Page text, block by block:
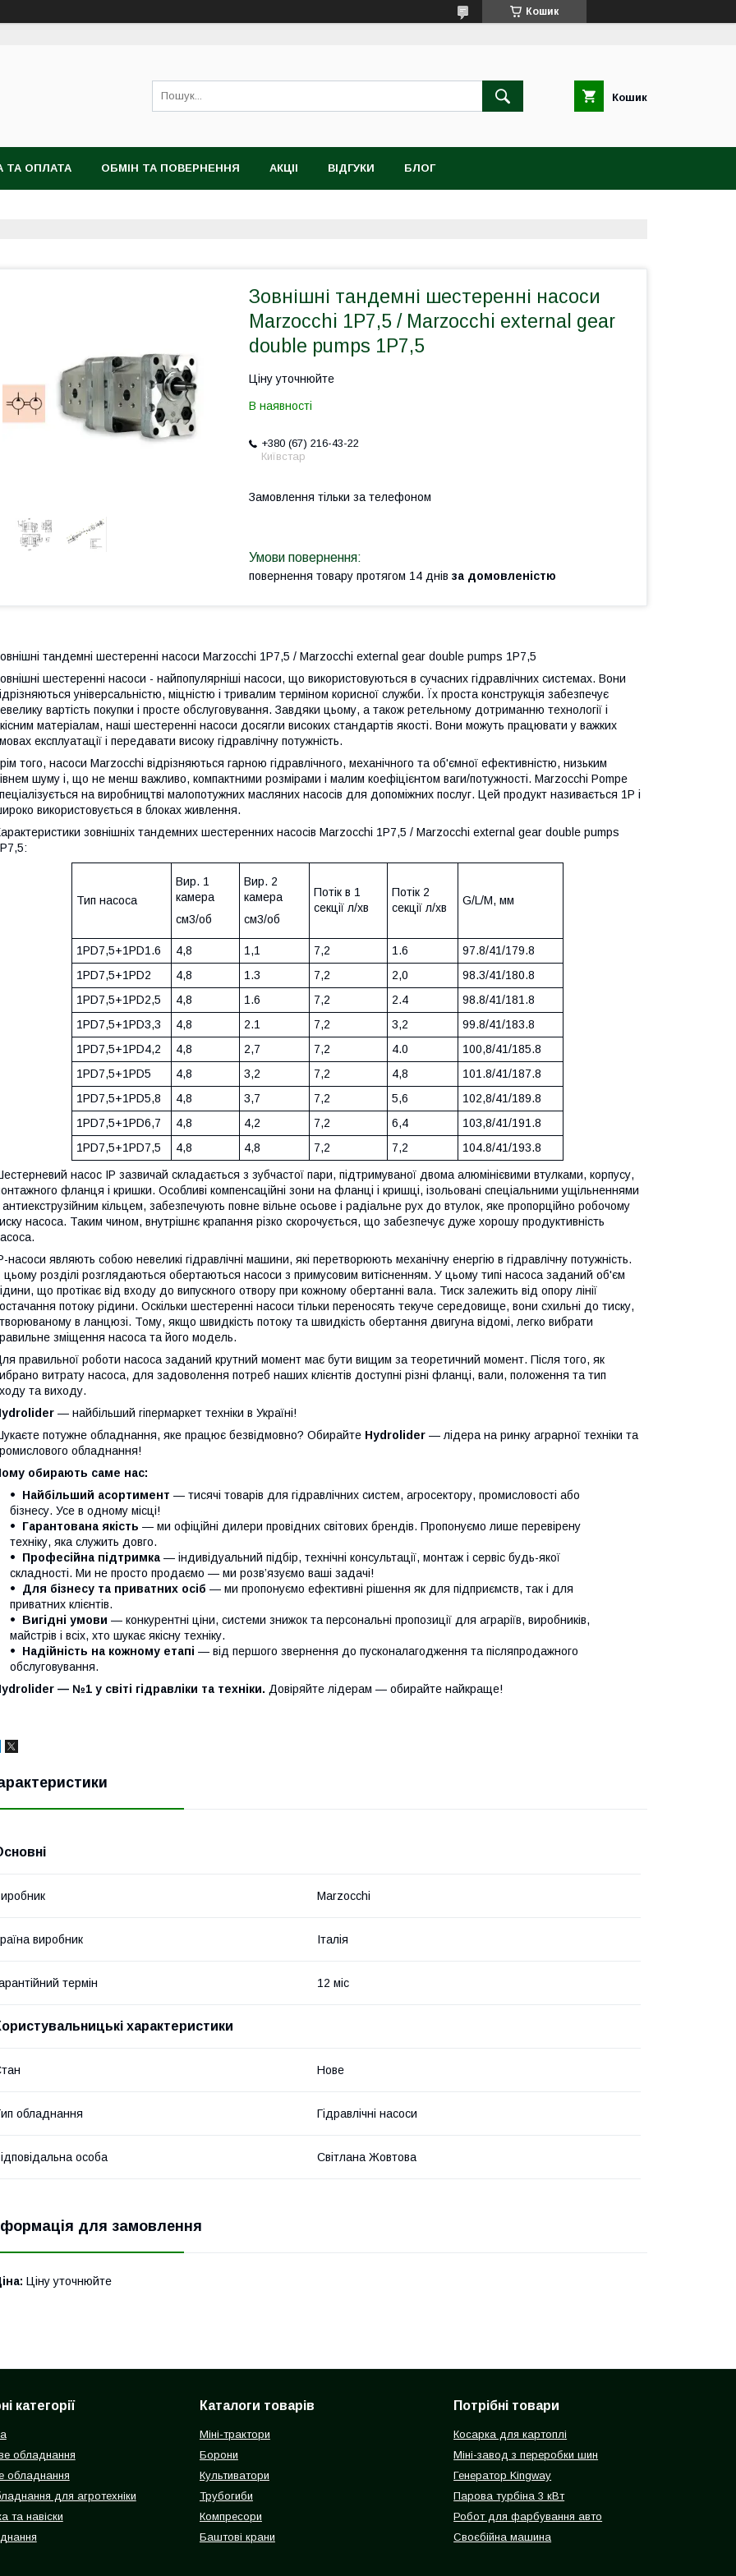
Кошик
Кошик
ТА ОПЛАТА ОБМІН ТА ПОВЕРНЕННЯ АКЦІІ ВІДГУКИ БЛОГ
Зовнішні тандемні шестеренні насоси
Marzocchi 1P7,5 / Marzocchi external gear
double pumps 1P7,5
Ціну уточнюйте
В наявності
+380 (67) 216-43-22
Київстар
Замовлення тільки за телефоном
повернення товару протягом 14 днів за домовленістю
тандемні шестеренні насоси Marzocchi 1P7,5 / Marzocchi external gear double pumps 1P7,5
шестеренні насоси - найпопулярніші насоси, що використовуються в сучасних гідравлічних системах. Вони
універсальністю, міцністю і тривалим терміном корисної служби. Їх проста конструкція забезпечує
вартість покупки і просте обслуговування. Завдяки цьому, а також ретельному дотриманню технології і
матеріалам, наші шестеренні насоси досягли високих стандартів якості. Вони можуть працювати у важких
експлуатації і передавати високу гідравлічну потужність.
того, насоси Marzocchi відрізняються гарною гідравлічного, механічного та об'ємної ефективністю, низьким
шуму і, що не менш важливо, компактними розмірами і малим коефіцієнтом ваги/потужності. Marzocchi Pompe
на виробництві малопотужних масляних насосів для допоміжних послуг. Цей продукт називається 1P і
використовується в блоках живлення.
зовнішніх тандемних шестеренних насосів Marzocchi 1P7,5 / Marzocchi external gear double pumps
Тип насоса
Вир. 1
камера
см3/об
Вир. 2
камера
см3/об
Потік в 1
секції л/хв
Потік 2
секції л/хв
G/L/M, мм
1PD7,5+1PD1.6 4,8 1,1 7,2 1.6
97.8/41/179.8
1PD7,5+1PD2
4,8 1.3 7,2 2,0
98.3/41/180.8
1PD7,5+1PD2,5
4,8 1.6 7,2 2.4
98.8/41/181.8
1PD7,5+1PD3,3
4,8 2.1 7,2 3,2
99.8/41/183.8
1PD7,5+1PD4,2
4,8 2,7 7,2 4.0
100,8/41/185.8
1PD7,5+1PD5
4,8 3,2 7,2 4,8
101.8/41/187.8
1PD7,5+1PD5,8
4,8 3,7 7,2 5,6
102,8/41/189.8
1PD7,5+1PD6,7
4,8 4,2 7,2 6,4
103,8/41/191.8
1PD7,5+1PD7,5
4,8 4,8 7,2 7,2 104.8/41/193.8
насос IP зазвичай складається з зубчастої пари, підтримуваної двома алюмінієвими втулками, корпусу,
фланця і кришки. Особливі компенсаційні зони на фланці і кришці, ізольовані спеціальними ущільненнями
антиекструзійним кільцем, забезпечують повне вільне осьове і радіальне рух до втулок, яке пропорційно робочому
насоса. Таким чином, внутрішнє крапання різко скорочується, що забезпечує дуже хорошу продуктивність
насоси являють собою невеликі гідравлічні машини, які перетворюють механічну енергію в гідравлічну потужність.
цьому розділі розглядаються обертаються насоси з примусовим витісненням. У цьому типі насоса заданий об'єм
що протікає від входу до випускного отвору при кожному обертанні вала. Тиск залежить від опору лінії
потоку рідини. Оскільки шестеренні насоси тільки переносять текуче середовище, вони схильні до тиску,
в ланцюзі. Тому, якщо швидкість потоку та швидкість обертання двигуна відомі, легко вибрати
зміщення насоса та його модель.
правильної роботи насоса заданий крутний момент має бути вищим за теоретичний момент. Після того, як
витрату насоса, для задоволення потреб наших клієнтів доступні різні фланці, вали, положення та тип
та виходу.
— найбільший гіпермаркет техніки в Україні!
потужне обладнання, яке працює безвідмовно? Обирайте Hydrolider — лідера на ринку аграрної техніки та
обладнання!
обирають саме нас:
Найбільший асортимент — тисячі товарів для гідравлічних систем, агросектору, промисловості або
бізнесу. Усе в одному місці!
Гарантована якість — ми офіційні дилери провідних світових брендів. Пропонуємо лише перевірену
техніку, яка служить довго.
Професійна підтримка — індивідуальний підбір, технічні консультації, монтаж і сервіс будь-якої
складності. Ми не просто продаємо — ми розв’язуємо ваші задачі!
Для бізнесу та приватних осіб — ми пропонуємо ефективні рішення як для підприємств, так і для
приватних клієнтів.
Вигідні умови — конкурентні ціни, системи знижок та персональні пропозиції для аграріїв, виробників,
майстрів і всіх, хто шукає якісну техніку.
Надійність на кожному етапі — від першого звернення до пусконалагодження та післяпродажного
обслуговування.
— №1 у світі гідравліки та техніки. Довіряйте лідерам — обирайте найкраще!
Marzocchi
виробник Італія
термін 12 міс
характеристики
Нове
обладнання Гідравлічні насоси
особа Світлана Жовтова
для замовлення
Ціну уточнюйте
категорії
обладнання
обладнання
для агротехніки
та навіски
Каталоги товарів
Міні-трактори
Борони
Культиватори
Трубогиби
Компресори
Баштові крани
Потрібні товари
Косарка для картоплі
Міні-завод з переробки шин
Генератор Kingway
Парова турбіна 3 кВт
Робот для фарбування авто
Своєбійна машина